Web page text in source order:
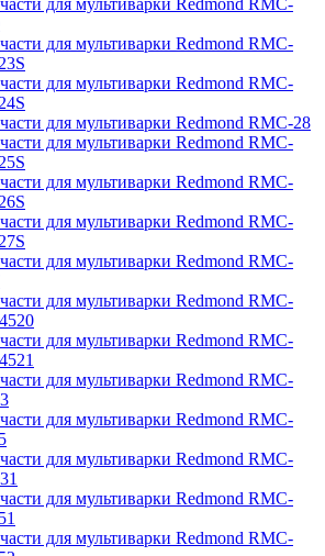
для мультиварки Redmond RMC-
для мультиварки Redmond RMC-
для мультиварки Redmond RMC-
для мультиварки Redmond RMC-28
для мультиварки Redmond RMC-
для мультиварки Redmond RMC-
для мультиварки Redmond RMC-
для мультиварки Redmond RMC-
для мультиварки Redmond RMC-
для мультиварки Redmond RMC-
для мультиварки Redmond RMC-
для мультиварки Redmond RMC-
для мультиварки Redmond RMC-
для мультиварки Redmond RMC-
для мультиварки Redmond RMC-